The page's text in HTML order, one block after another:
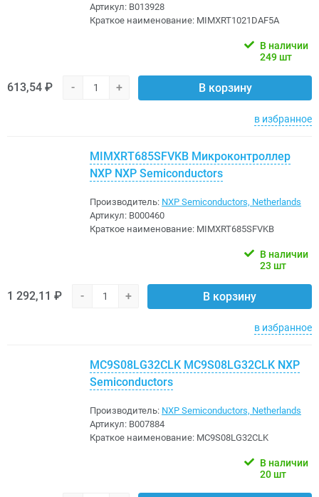
Артикул: B013928
Краткое наименование: MIMXRT1021DAF5A
В наличии
249 шт
613,54 ₽ - + В корзину
в избранное
MIMXRT685SFVKB Микроконтроллер
NXP NXP Semiconductors
Производитель: NXP Semiconductors, Netherlands
Артикул: B000460
Краткое наименование: MIMXRT685SFVKB
В наличии
23 шт
1 292,11 ₽ - + В корзину
в избранное
MC9S08LG32CLK MC9S08LG32CLK NXP
Semiconductors
Производитель: NXP Semiconductors, Netherlands
Артикул: B007884
Краткое наименование: MC9S08LG32CLK
В наличии
20 шт